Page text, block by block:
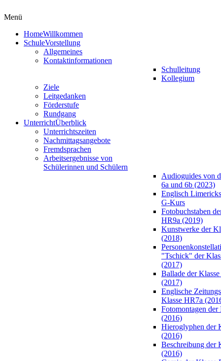
Menü
HomeWillkommen
SchuleVorstellung
Allgemeines
Kontaktinformationen
Schulleitung
Kollegium
Ziele
Leitgedanken
Förderstufe
Rundgang
UnterrichtÜberblick
Unterrichtszeiten
Nachmittagsangebote
Fremdsprachen
Arbeitsergebnisse von
Schülerinnen und Schülern
Audioguides von
6a und 6b (2023)
Englisch
G-Kurs
Fotobuchstaben
HR9a (2019)
Kunstwerke der
(2018)
"Tschick" der
(2017)
Ballade der
(2017)
Englische
Klasse HR7a
Fotomontagen der
(2016)
Hieroglyphen der
(2016)
Beschreibung der
(2016)